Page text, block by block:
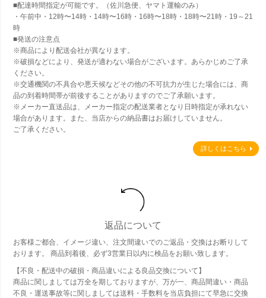
■配達時間指定が可能です。（佐川急便、ヤマト運輸のみ）
・午前中・12時〜14時・14時〜16時・16時〜18時・18時〜21時・19～21
時
■発送の注意点
※商品により配送会社が異なります。
※破損などにより、発送が適わない場合がございます。あらかじめご了承
ください。
※交通機関の不具合や悪天候などその他の不可抗力が生じた場合には、商
品の到着時間帯が前後することがありますのでご了承願います。
※メーカー直送品は、メーカー指定の配送業者となり日時指定が承れない
場合があります。また、当店からの納品書はお届けしていません。
ご了承ください。
詳しくはこちら
返品について
お客様ご都合、イメージ違い、注文間違いでのご返品・交換はお断りして
おります。 商品到着後、必ず3営業日以内に検品をお願い致します。
【不良・配送中の破損・商品違いによる良品交換について】
商品に関しましては万全を期しておりますが、万が一、商品間違い・商品
不良・運送事故等に関しましては送料・手数料を当店負担にて早急に交換